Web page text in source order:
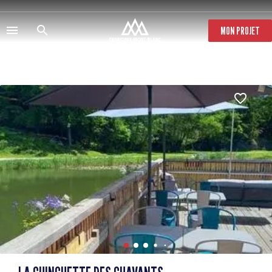
Salta
al
contenuto
principale
MON PROJET